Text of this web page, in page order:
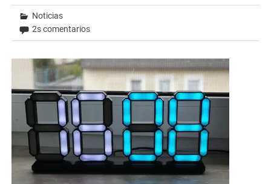
Noticias
2s comentarios